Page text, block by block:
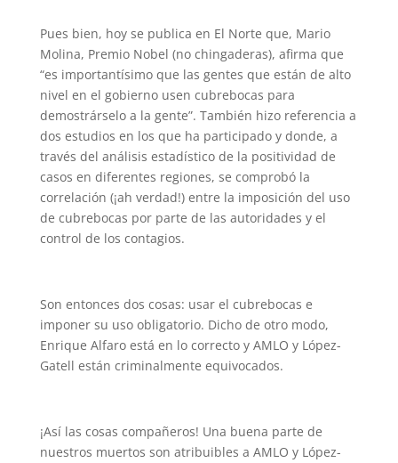
Pues bien, hoy se publica en El Norte que, Mario
Molina, Premio Nobel (no chingaderas), afirma que
“es importantísimo que las gentes que están de alto
nivel en el gobierno usen cubrebocas para
demostrárselo a la gente”. También hizo referencia a
dos estudios en los que ha participado y donde, a
través del análisis estadístico de la positividad de
casos en diferentes regiones, se comprobó la
correlación (¡ah verdad!) entre la imposición del uso
de cubrebocas por parte de las autoridades y el
control de los contagios.
Son entonces dos cosas: usar el cubrebocas e
imponer su uso obligatorio. Dicho de otro modo,
Enrique Alfaro está en lo correcto y AMLO y López-
Gatell están criminalmente equivocados.
¡Así las cosas compañeros! Una buena parte de
nuestros muertos son atribuibles a AMLO y López-